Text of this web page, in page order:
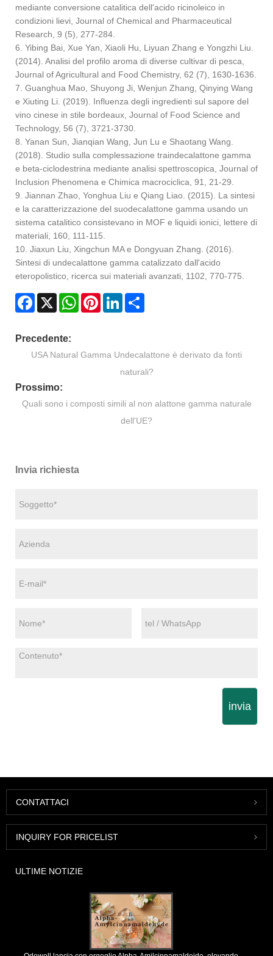
mediante conversione catalitica dell'acido ricinoleico in
condizioni lievi, Journal of Chemical and Pharmaceutical
Research, 9 (5), 277-284.
6. Yibing Bai, Xue Yan, Xiaoli Hu, Liyuan Zhang e Yongzhi Liu.
(2014). Analisi del profilo aroma di diverse cultivar di pesca,
Journal of Agricultural and Food Chemistry, 62 (7), 1630-1636.
7. Guanghua Mao, Shuyong Ji, Wenjun Zhang, Qinying Wang
e Xiuting Li. (2019). Influenza degli ingredienti sul sapore del
vino cinese in stile bordeaux, Journal of Food Science and
Technology, 56 (7), 3721-3730.
8. Yanan Sun, Jianqian Wang, Jun Lu e Shaotang Wang.
(2018). Studio sulla complessazione traindecalattone gamma
e beta-ciclodestrina mediante analisi spettroscopica, Journal of
Inclusion Phenomena e Chimica macrociclica, 91, 21-29.
9. Jiannan Zhao, Yonghua Liu e Qiang Liao. (2015). La sintesi
e la caratterizzazione del suodecalattone gamma usando un
sistema catalitico consistevano in MOF e liquidi ionici, lettere di
materiali, 160, 111-115.
10. Jiaxun Liu, Xingchun MA e Dongyuan Zhang. (2016).
Sintesi di undecalattone gamma catalizzato dall'acido
eteropolistico, ricerca sui materiali avanzati, 1102, 770-775.
Facebook
X WhatsAppPinterestLinkedIn
Precedente:
USA Natural Gamma Undecalattone è derivato da fonti
naturali?
Prossimo:
Quali sono i composti simili al non alattone gamma naturale
dell'UE?
Invia richiesta
invia
CONTATTACI
INQUIRY FOR PRICELIST
ULTIME NOTIZIE